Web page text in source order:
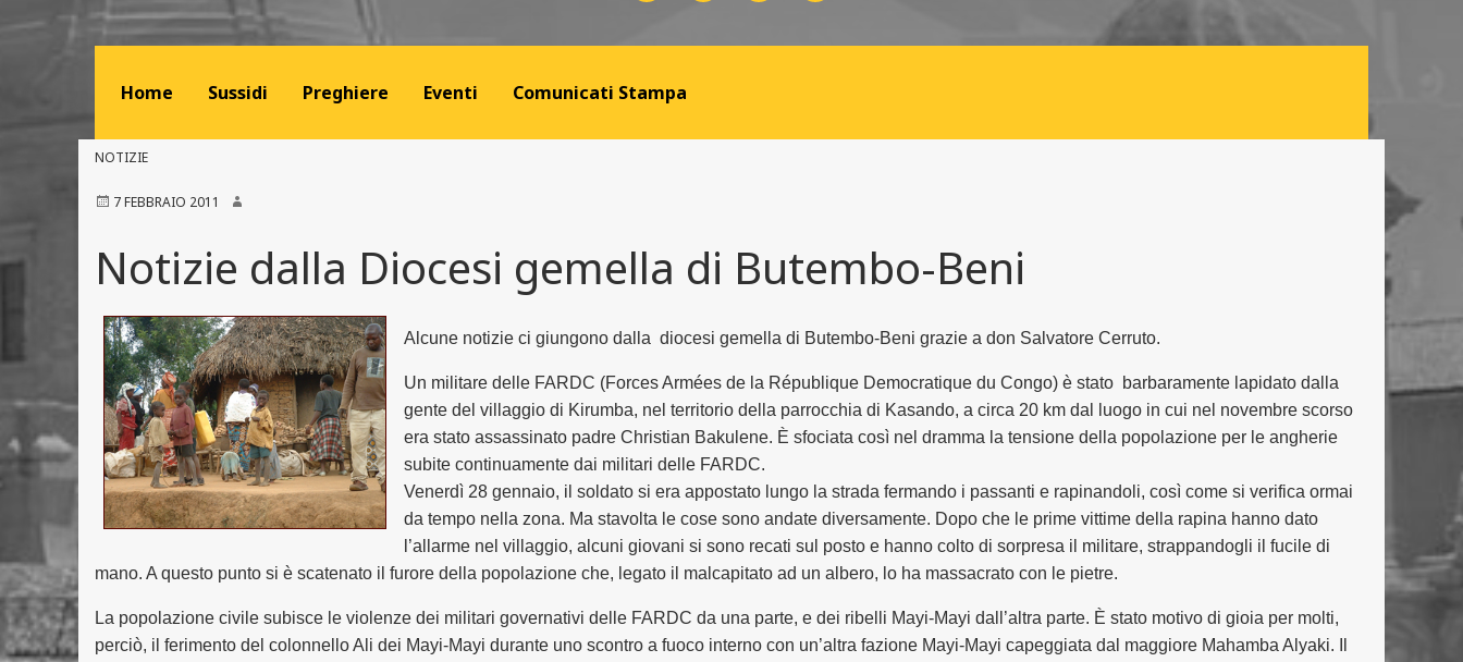
Home Sussidi Preghiere Eventi Comunicati Stampa
NOTIZIE
7 FEBBRAIO 2011
Notizie dalla Diocesi gemella di Butembo-Beni
Alcune notizie ci giungono dalla diocesi gemella di Butembo-Beni grazie a don Salvatore Cerruto.
Un militare delle FARDC (Forces Armées de la République Democratique du Congo) è stato barbaramente lapidato dalla
gente del villaggio di Kirumba, nel territorio della parrocchia di Kasando, a circa 20 km dal luogo in cui nel novembre scorso
era stato assassinato padre Christian Bakulene. È sfociata così nel dramma la tensione della popolazione per le angherie
subite continuamente dai militari delle FARDC.
Venerdì 28 gennaio, il soldato si era appostato lungo la strada fermando i passanti e rapinandoli, così come si verifica ormai
da tempo nella zona. Ma stavolta le cose sono andate diversamente. Dopo che le prime vittime della rapina hanno dato
l’allarme nel villaggio, alcuni giovani si sono recati sul posto e hanno colto di sorpresa il militare, strappandogli il fucile di
mano. A questo punto si è scatenato il furore della popolazione che, legato il malcapitato ad un albero, lo ha massacrato con le pietre.
La popolazione civile subisce le violenze dei militari governativi delle FARDC da una parte, e dei ribelli Mayi-Mayi dall’altra parte. È stato motivo di gioia per molti,
perciò, il ferimento del colonnello Ali dei Mayi-Mayi durante uno scontro a fuoco interno con un’altra fazione Mayi-Mayi capeggiata dal maggiore Mahamba Alyaki. Il